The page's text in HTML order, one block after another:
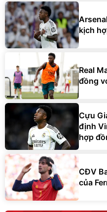
kịch
Real
đồng
Cựu
định
hợp
CĐV
của